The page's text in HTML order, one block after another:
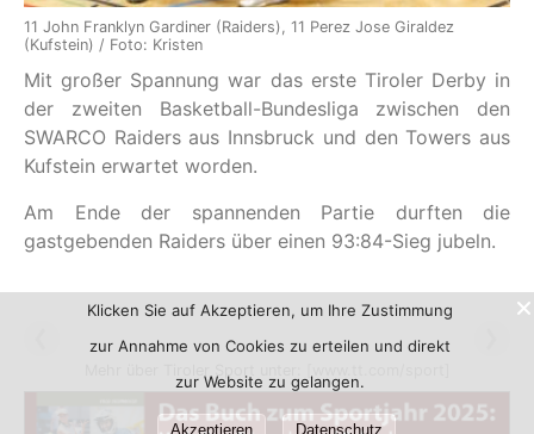
11 John Franklyn Gardiner (Raiders), 11 Perez Jose Giraldez
(Kufstein) / Foto: Kristen
Mit großer Spannung war das erste Tiroler Derby in
der zweiten Basketball-Bundesliga zwischen den
SWARCO Raiders aus Innsbruck und den Towers aus
Kufstein erwartet worden.
Am Ende der spannenden Partie durften die
gastgebenden Raiders über einen 93:84-Sieg jubeln.
Klicken Sie auf Akzeptieren, um Ihre Zustimmung
zur Annahme von Cookies zu erteilen und direkt
zur Website zu gelangen.
Akzeptieren Datenschutz